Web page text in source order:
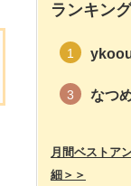
ランキン
1
3 なつ
月間ベストア
細＞＞